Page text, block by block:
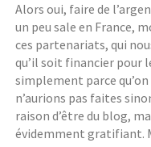
Alors oui, faire de
un peu sale en France,
ces partenariats, qui
qu’il soit financier pour
simplement parce
n’aurions pas faites
raison d’être du blog,
évidemment gratifiant.